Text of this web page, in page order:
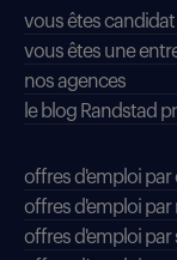
vous êtes candidat
vous êtes une
nos agences
le blog Randstad
offres d'emploi par
offres d'emploi par
offres d'emploi par